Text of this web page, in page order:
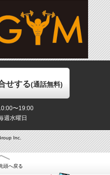
せする(通話無料)
〜19:00
週水曜日
Inc.
頭へ戻る